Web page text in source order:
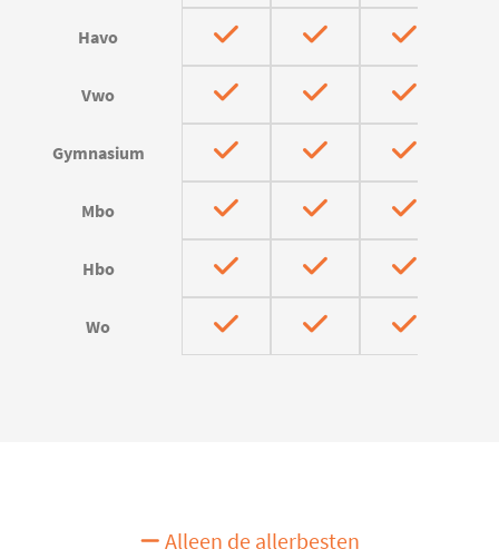
Havo
Vwo
Gymnasium
Mbo
Hbo
Wo
Alleen de allerbesten